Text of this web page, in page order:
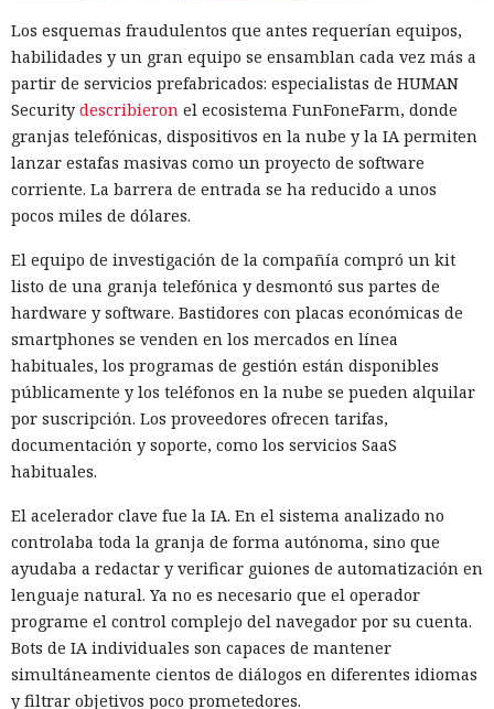
Los esquemas fraudulentos que antes requerían equipos,
habilidades y un gran equipo se ensamblan cada vez más a
partir de servicios prefabricados: especialistas de HUMAN
Security describieron el ecosistema FunFoneFarm, donde
granjas telefónicas, dispositivos en la nube y la IA permiten
lanzar estafas masivas como un proyecto de software
corriente. La barrera de entrada se ha reducido a unos
pocos miles de dólares.
El equipo de investigación de la compañía compró un kit
listo de una granja telefónica y desmontó sus partes de
hardware y software. Bastidores con placas económicas de
smartphones se venden en los mercados en línea
habituales, los programas de gestión están disponibles
públicamente y los teléfonos en la nube se pueden alquilar
por suscripción. Los proveedores ofrecen tarifas,
documentación y soporte, como los servicios SaaS
habituales.
El acelerador clave fue la IA. En el sistema analizado no
controlaba toda la granja de forma autónoma, sino que
ayudaba a redactar y verificar guiones de automatización en
lenguaje natural. Ya no es necesario que el operador
programe el control complejo del navegador por su cuenta.
Bots de IA individuales son capaces de mantener
simultáneamente cientos de diálogos en diferentes idiomas
y filtrar objetivos poco prometedores.